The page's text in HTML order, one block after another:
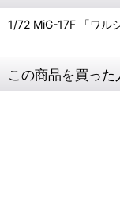
1/72 MiG-17F 「ワル
この商品を買っ